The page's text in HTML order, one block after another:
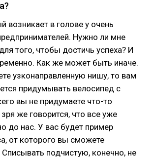
возникает в голове у очень
Нужно ли мне
того, чтобы достичь успеха? И
Как же может быть иначе.
узконаправленную нишу, то вам
придумывать велосипед с
вы не придумаете что-то
же говорится, что все уже
до нас. У вас будет пример
от которого вы сможете
Списывать подчистую, конечно, не